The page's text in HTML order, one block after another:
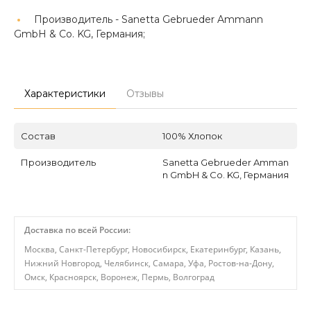
Производитель - Sanetta Gebrueder Ammann
GmbH & Co. KG, Германия;
Характеристики Отзывы
Состав 100% Хлопок
Производитель
Sanetta Gebrueder Amman
n GmbH & Co. KG, Германия
Доставка по всей России:
Москва, Санкт-Петербург, Новосибирск, Екатеринбург, Казань,
Нижний Новгород, Челябинск, Самара, Уфа, Ростов-на-Дону,
Омск, Красноярск, Воронеж, Пермь, Волгоград